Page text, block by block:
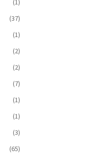
(1)
(37)
(1)
(2)
(2)
(7)
(1)
(1)
(3)
(65)